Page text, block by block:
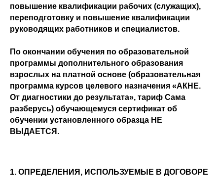
повышение квалификации рабочих (служащих),
переподготовку и повышение квалификации
руководящих работников и специалистов.
По окончании обучения по образовательной
программы дополнительного образования
взрослых на платной основе (образовательная
программа курсов целевого назначения «АКНЕ.
От диагностики до результата», тариф Сама
разберусь) обучающемуся сертификат об
обучении установленного образца НЕ
ВЫДАЕТСЯ.
1. ОПРЕДЕЛЕНИЯ, ИСПОЛЬЗУЕМЫЕ В ДОГОВОРЕ